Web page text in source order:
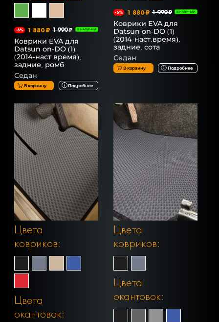
-6% 1 880 ₽ 1 990 ₽ В НАЛИЧИИ
Коврики EVA для
Datsun on-DO (1)
(2014-наст.время),
задние, ромб
Седан
В корзину Подробнее
-6% 1 880 ₽ 1 990 ₽ В НАЛИЧИИ
Коврики EVA для
Datsun on-DO (1)
(2014-наст.время),
задние, сота
Седан
В корзину Подробнее
Цвета
ковриков:
Цвета
окантовок:
Цвета
ковриков:
Цвета
окантовок: